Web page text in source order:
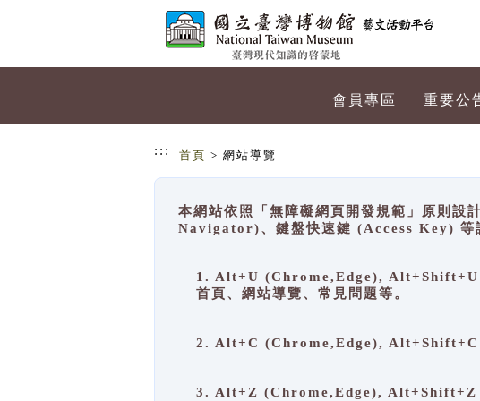
會員專區 重要公
::: 首頁 > 網站導覽
本網站依照「無障礙網頁開發規範」原則
Navigator)、鍵盤快速鍵 (Access Key) 等
1. Alt+U (Chrome,Edge), Alt+Shift+U
首頁、網站導覽、常見問題等。
2. Alt+C (Chrome,Edge), Alt+Shift+C
3. Alt+Z (Chrome,Edge), Alt+Shift+Z